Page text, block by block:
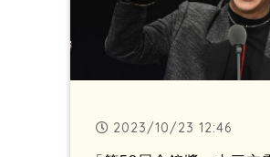
2023/10/23 12:46